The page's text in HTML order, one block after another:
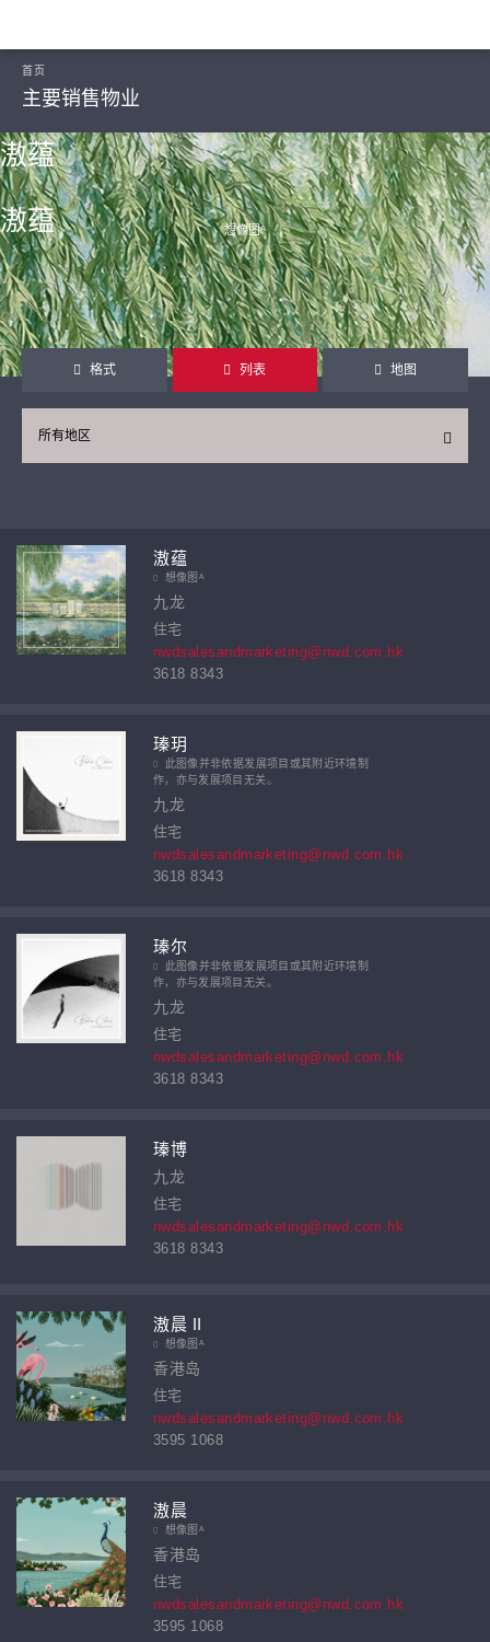
首页
主要销售物业
滶蕴
想像图ᴬ
滶蕴
格式 列表 地图
所有地区
滶蕴
想像图ᴬ
九龙
住宅
nwdsalesandmarketing@nwd.com.hk
3618 8343
瑧玥
此图像并非依据发展项目或其附近环境制
作，亦与发展项目无关。
九龙
住宅
nwdsalesandmarketing@nwd.com.hk
3618 8343
瑧尔
此图像并非依据发展项目或其附近环境制
作，亦与发展项目无关。
九龙
住宅
nwdsalesandmarketing@nwd.com.hk
3618 8343
瑧博
九龙
住宅
nwdsalesandmarketing@nwd.com.hk
3618 8343
滶晨 II
想像图ᴬ
香港岛
住宅
nwdsalesandmarketing@nwd.com.hk
3595 1068
滶晨
想像图ᴬ
香港岛
住宅
nwdsalesandmarketing@nwd.com.hk
3595 1068
继续